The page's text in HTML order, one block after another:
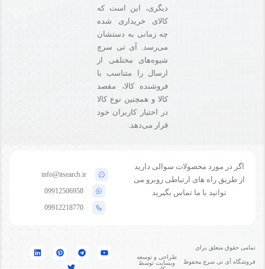
دیگری، این است که
کالای خریداری شده
چه زمانی به دستشان
می‌رسد. آی تی سرچ
شیوه‌های مختلفی از
ارسال را متناسب با
فروشنده کالا،‌ مقصد
کالا و همچنین نوع کالا
در اختیار کاربران خود
قرار می‌دهد.
اگر در مورد محصولات سوالی دارید
از طریق راه های ارتباطی روبرو می
توانید با ما تماس بگیرید
info@itsearch.ir
09912506958
09912218770
تمامی حقوق متعلق برای
فروشگاه آی تی سرچ محفوظ
طراحی و توسعه
وبسایت توسط